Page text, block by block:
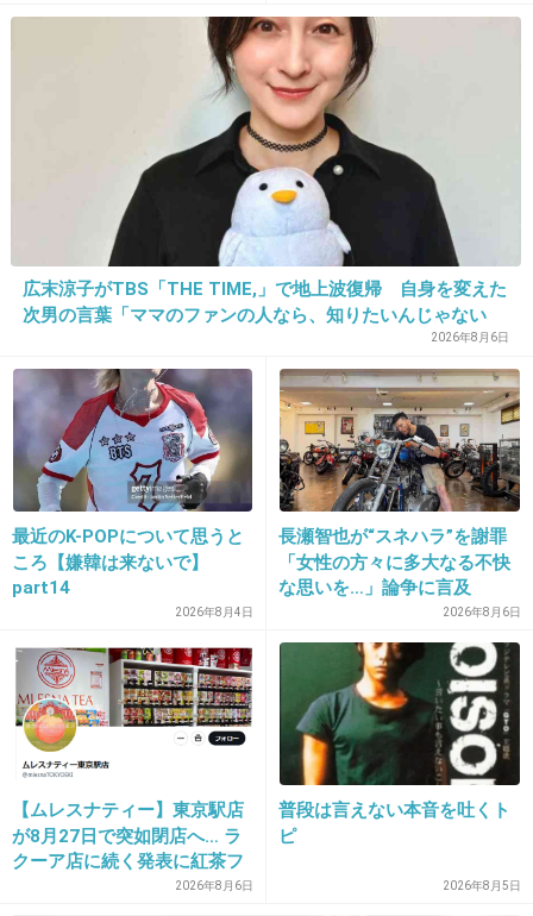
+5
2019/12/30(月) 20:58:44
>>16
歯がなぁ
残念
1件の返信
+30 -4
20. 匿名 2019/12/30(月) 20:59:02
妊娠したことない人だね
+20 -1
>>13
うん。年齢より個人差だよ
-2
広末涼子がTBS「THE TIME,」で地上波復帰 自身を変えた
次男の言葉「ママのファンの人なら、知りたいんじゃない
2026年8月6日
最近のK-POPについて思うと
ころ【嫌韓は来ないで】
part14
2026年8月4日
長瀬智也が“スネハラ”を謝罪
「女性の方々に多大なる不快
な思いを…」論争に言及
2026年8月6日
【ムレスナティー】東京駅店
が8月27日で突如閉店へ… ラ
クーア店に続く発表に紅茶フ
ァンから「またか」「手軽に
2026年8月6日
普段は言えない本音を吐くト
ピ
2026年8月5日